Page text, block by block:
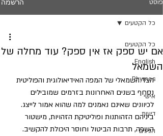
פוסט
כל הקטעים
English
Rhymes
אישי
דיעות
הגיגים
כל הקטעים
אם יש ספק אז אין ספק? עוד מחלה של
השמאל
הצד השמאלי של המפה האידיאולוגית והפוליטית
נסחף בשנים האחרונות בזרמים שמובילים
לכיוונים שאינם נאמנים למה שהוא אמור לייצג.
ביניהם הזהותנות ופוליטיקת הזהויות, מישטור
השפה, תרבות הביטול וחוסר היכולת להקשיב.